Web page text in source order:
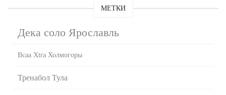
МЕТКИ
Дека соло Ярославль
Bcaa Xtra Холмогоры
Тренабол Тула